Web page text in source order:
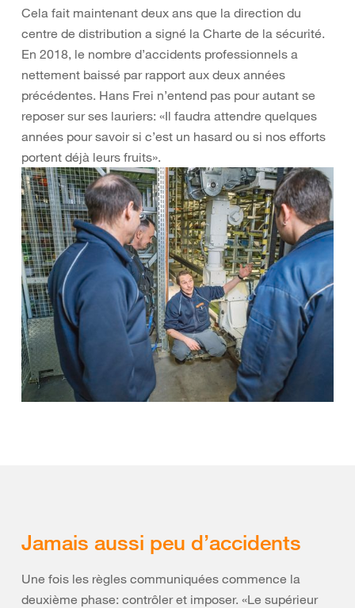
Cela fait maintenant deux ans que la direction du
centre de distribution a signé la Charte de la sécurité.
En 2018, le nombre d’accidents professionnels a
nettement baissé par rapport aux deux années
précédentes. Hans Frei n’entend pas pour autant se
reposer sur ses lauriers: «Il faudra attendre quelques
années pour savoir si c’est un hasard ou si nos efforts
portent déjà leurs fruits».
Jamais aussi peu d’accidents
Une fois les règles communiquées commence la
deuxième phase: contrôler et imposer. «Le supérieur